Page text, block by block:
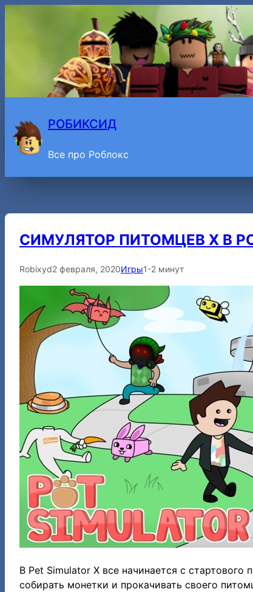
РОБИКСИД
Все про Роблокс
СИМУЛЯТОР ПИТОМЦЕВ Х В
Robixyd2 февраля, 2020Игры1-2 минут
В Pet Simulator X все начинается с
собирать монетки и прокачивать своего